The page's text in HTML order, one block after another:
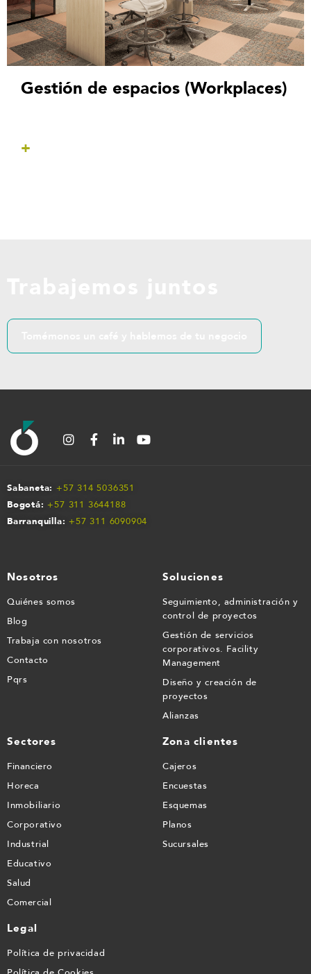
Gestión de espacios (Workplaces)
+
Sabaneta: +57 314 5036351
Bogotá: +57 311 3644188
Barranquilla: +57 311 6090904
Nosotros
Quiénes somos
Blog
Trabaja con nosotros
Contacto
Pqrs
Soluciones
Seguimiento, administración y
control de proyectos
Gestión de servicios
corporativos. Facility
Management
Diseño y creación de
proyectos
Alianzas
Sectores
Financiero
Horeca
Inmobiliario
Corporativo
Industrial
Educativo
Salud
Comercial
Zona clientes
Cajeros
Encuestas
Esquemas
Planos
Sucursales
Legal
Política de privacidad